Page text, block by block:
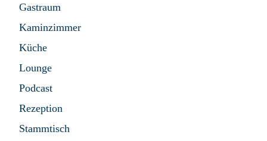
Gastraum
Kaminzimmer
Küche
Lounge
Podcast
Rezeption
Stammtisch